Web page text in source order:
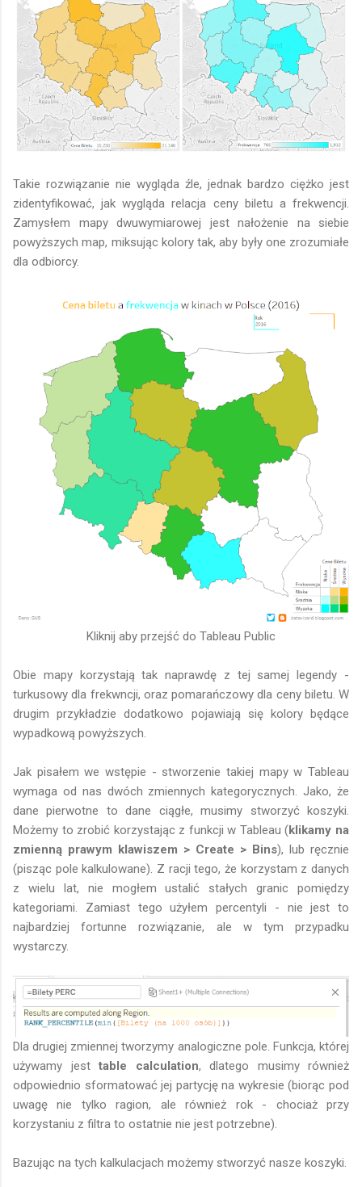
Takie rozwiązanie nie wygląda źle, jednak bardzo ciężko jest
zidentyfikować, jak wygląda relacja ceny biletu a frekwencji.
Zamysłem mapy dwuwymiarowej jest nałożenie na siebie
powyższych map, miksując kolory tak, aby były one zrozumiałe
dla odbiorcy.
Kliknij aby przejść do Tableau Public
Obie mapy korzystają tak naprawdę z tej samej legendy -
turkusowy dla frekwncji, oraz pomarańczowy dla ceny biletu. W
drugim przykładzie dodatkowo pojawiają się kolory będące
wypadkową powyższych.
Jak pisałem we wstępie - stworzenie takiej mapy w Tableau
wymaga od nas dwóch zmiennych kategorycznych. Jako, że
dane pierwotne to dane ciągłe, musimy stworzyć koszyki.
Możemy to zrobić korzystając z funkcji w Tableau (klikamy na
zmienną prawym klawiszem > Create > Bins), lub ręcznie
(pisząc pole kalkulowane). Z racji tego, że korzystam z danych
z wielu lat, nie mogłem ustalić stałych granic pomiędzy
kategoriami. Zamiast tego użyłem percentyli - nie jest to
najbardziej fortunne rozwiązanie, ale w tym przypadku
wystarczy.
Dla drugiej zmiennej tworzymy analogiczne pole. Funkcja, której
używamy jest table calculation, dlatego musimy również
odpowiednio sformatować jej partycję na wykresie (biorąc pod
uwagę nie tylko ragion, ale również rok - chociaż przy
korzystaniu z filtra to ostatnie nie jest potrzebne).
Bazując na tych kalkulacjach możemy stworzyć nasze koszyki.